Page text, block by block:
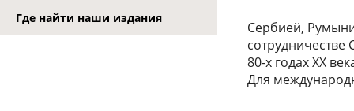
Где найти наши издания
Сербией,
сотрудничестве
80-х годах XX
Для